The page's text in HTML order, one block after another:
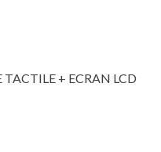
TACTILE + ECRAN LCD